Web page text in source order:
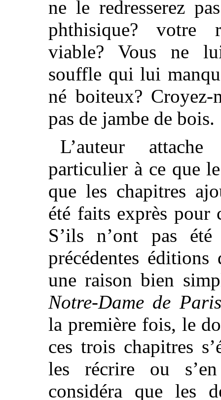
ne le redresserez
phthisique? votre
viable? Vous ne
souffle qui lui
né boiteux?
pas de jambe de bois.
L’auteur
particulier à ce que
que les chapitres
été faits exprès pour
S’ils n’ont pas
précédentes
une raison bien
Notre-Dame de Paris
la première fois, le
ces trois chapitres
les récrire ou s’en
considéra que les